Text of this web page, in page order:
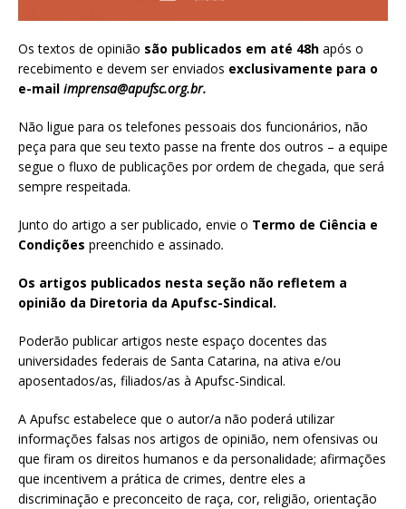
Os textos de opinião são publicados em até 48h após o
recebimento e devem ser enviados exclusivamente para o
e-mail imprensa@apufsc.org.br.
Não ligue para os telefones pessoais dos funcionários, não
peça para que seu texto passe na frente dos outros – a equipe
segue o fluxo de publicações por ordem de chegada, que será
sempre respeitada.
Junto do artigo a ser publicado, envie o Termo de Ciência e
Condições preenchido e assinado.
Os artigos publicados nesta seção não refletem a
opinião da Diretoria da Apufsc-Sindical.
Poderão publicar artigos neste espaço docentes das
universidades federais de Santa Catarina, na ativa e/ou
aposentados/as, filiados/as à Apufsc-Sindical.
A Apufsc estabelece que o autor/a não poderá utilizar
informações falsas nos artigos de opinião, nem ofensivas ou
que firam os direitos humanos e da personalidade; afirmações
que incentivem a prática de crimes, dentre eles a
discriminação e preconceito de raça, cor, religião, orientação